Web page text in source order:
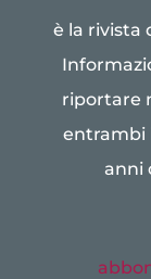
è la rivista
riportare
entrambi
anni